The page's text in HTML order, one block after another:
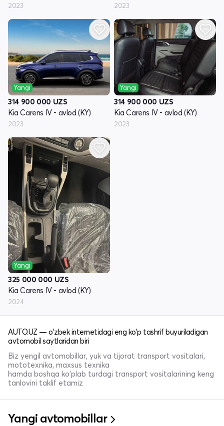
2023 2023
Yangi
314 900 000 UZS
Kia Carens IV - avlod (KY)
2023
Yangi
314 900 000 UZS
Kia Carens IV - avlod (KY)
2023
Yangi
325 000 000 UZS
Kia Carens IV - avlod (KY)
2024
AUTO.UZ — o'zbek internetidagi eng ko'p tashrif buyuriladigan
avtomobil saytlaridan biri
Biz yengil avtomobillar, yuk va tijorat transport vositalari,
mototexnika, maxsus texnika
hamda boshqa ko'plab turdagi transport vositalarining keng
tanlovini taklif etamiz
Yangi avtomobillar